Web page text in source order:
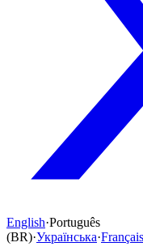
English·Português
(BR)·Українська·Français